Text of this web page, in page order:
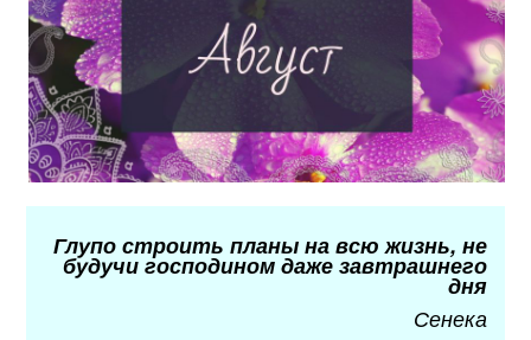
Глупо строить планы на всю жизнь, не
будучи господином даже завтрашнего
дня
Сенека